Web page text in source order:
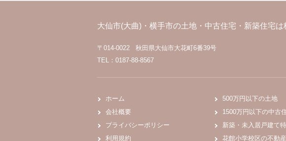
大仙市(大曲)・横手市の土地・中古住宅・新築住宅
〒014-0022 秋田県大仙市大花町6番39号
TEL：0187-88-8567
ホーム
会社概要
プライバシーポリシー
利用規約
500万円以下の土地
1500万円以下の中古
新築・未入居戸建て
花館小学校区の不動産